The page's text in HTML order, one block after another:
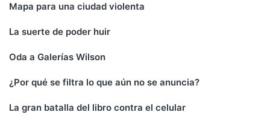
Mapa para una ciudad violenta
La suerte de poder huir
Oda a Galerías Wilson
¿Por qué se filtra lo que aún no se anuncia?
La gran batalla del libro contra el celular